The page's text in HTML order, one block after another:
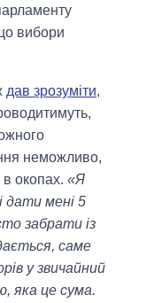
вибори
дав зрозуміти,
неможливо,
в окопах. «Я
дати мені 5
забрати із
саме
у звичайний
яка це сума.